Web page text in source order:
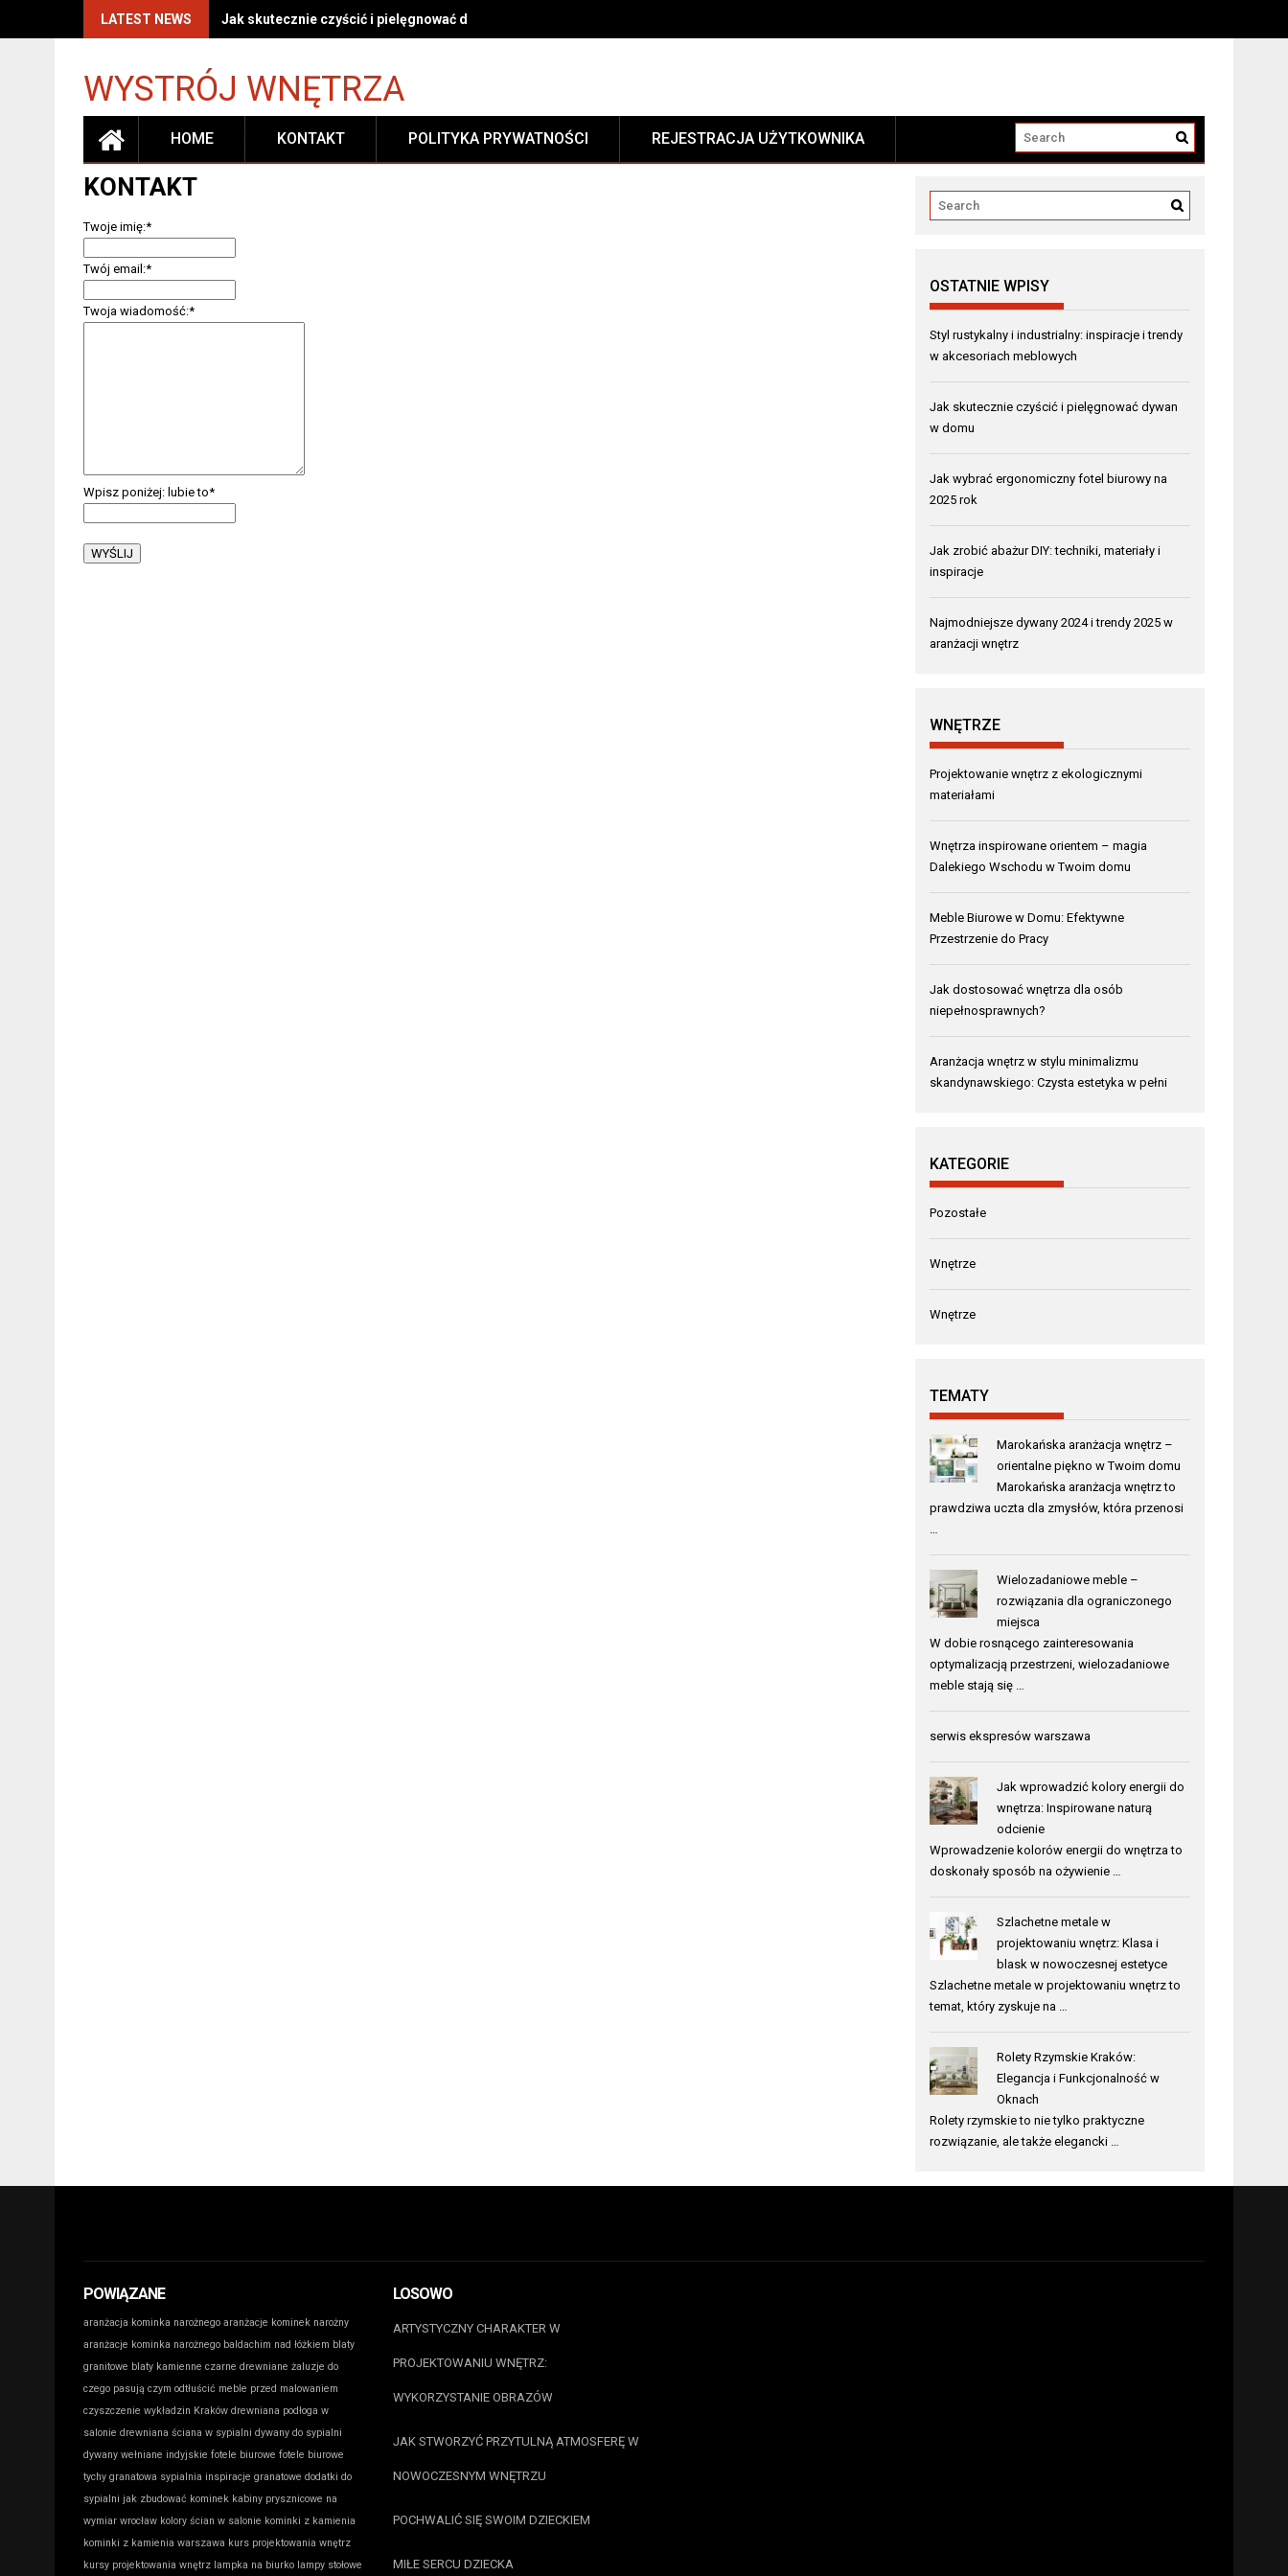
LATEST NEWS Jak skutecznie czyścić i pielęgnować dywan w domu
WYSTRÓJ WNĘTRZA
HOME KONTAKT POLITYKA PRYWATNOŚCI REJESTRACJA UŻYTKOWNIKA
KONTAKT
Twoje imię:*
Twój email:*
Twoja wiadomość:*
Wpisz poniżej: lubie to*
OSTATNIE WPISY
Styl rustykalny i industrialny: inspiracje i trendy
w akcesoriach meblowych
Jak skutecznie czyścić i pielęgnować dywan
w domu
Jak wybrać ergonomiczny fotel biurowy na
2025 rok
Jak zrobić abażur DIY: techniki, materiały i
inspiracje
Najmodniejsze dywany 2024 i trendy 2025 w
aranżacji wnętrz
WNĘTRZE
Projektowanie wnętrz z ekologicznymi
materiałami
Wnętrza inspirowane orientem – magia
Dalekiego Wschodu w Twoim domu
Meble Biurowe w Domu: Efektywne
Przestrzenie do Pracy
Jak dostosować wnętrza dla osób
niepełnosprawnych?
Aranżacja wnętrz w stylu minimalizmu
skandynawskiego: Czysta estetyka w pełni
KATEGORIE
Pozostałe
Wnętrze
Wnętrze
TEMATY
Marokańska aranżacja wnętrz –
orientalne piękno w Twoim domu
Marokańska aranżacja wnętrz to
prawdziwa uczta dla zmysłów, która przenosi
…
Wielozadaniowe meble –
rozwiązania dla ograniczonego
miejsca
W dobie rosnącego zainteresowania
optymalizacją przestrzeni, wielozadaniowe
meble stają się …
serwis ekspresów warszawa
Jak wprowadzić kolory energii do
wnętrza: Inspirowane naturą
odcienie
Wprowadzenie kolorów energii do wnętrza to
doskonały sposób na ożywienie …
Szlachetne metale w
projektowaniu wnętrz: Klasa i
blask w nowoczesnej estetyce
Szlachetne metale w projektowaniu wnętrz to
temat, który zyskuje na …
Rolety Rzymskie Kraków:
Elegancja i Funkcjonalność w
Oknach
Rolety rzymskie to nie tylko praktyczne
rozwiązanie, ale także elegancki …
POWIĄZANE
aranżacja kominka narożnego aranżacje kominek narożny
aranżacje kominka narożnego baldachim nad łóżkiem blaty
granitowe blaty kamienne czarne drewniane żaluzje do
czego pasują czym odtłuścić meble przed malowaniem
czyszczenie wykładzin Kraków drewniana podłoga w
salonie drewniana ściana w sypialni dywany do sypialni
dywany wełniane indyjskie fotele biurowe fotele biurowe
tychy granatowa sypialnia inspiracje granatowe dodatki do
sypialni jak zbudować kominek kabiny prysznicowe na
wymiar wrocław kolory ścian w salonie kominki z kamienia
kominki z kamienia warszawa kurs projektowania wnętrz
kursy projektowania wnętrz lampka na biurko lampy stołowe
LOSOWO
ARTYSTYCZNY CHARAKTER W
PROJEKTOWANIU WNĘTRZ:
WYKORZYSTANIE OBRAZÓW
JAK STWORZYĆ PRZYTULNĄ ATMOSFERĘ W
NOWOCZESNYM WNĘTRZU
POCHWALIĆ SIĘ SWOIM DZIECKIEM
MIŁE SERCU DZIECKA